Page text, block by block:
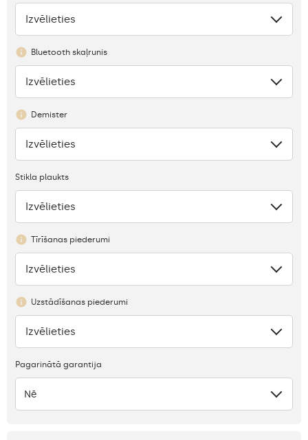
Nav
Izvēlieties
Bluetooth skaļrunis
Nav
Izvēlieties
Demister
Nav
Izvēlieties
Stikla plaukts
Trūkums
Izvēlieties
Tīrīšanas piederumi
Nav
Izvēlieties
Uzstādīšanas piederumi
Nav
Izvēlieties
Pagarinātā garantija
Nē